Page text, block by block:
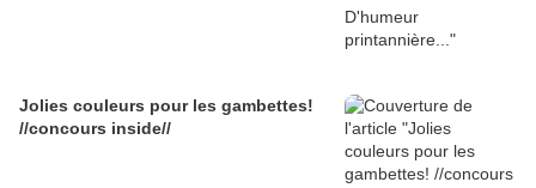
Jolies couleurs pour les gambettes!
//concours inside//